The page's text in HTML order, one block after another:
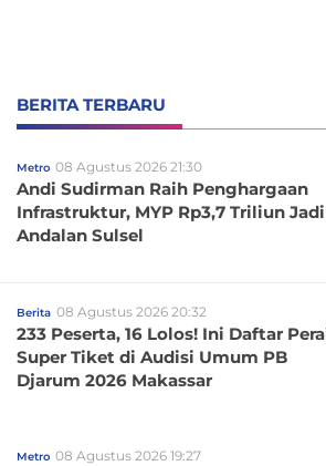
BERITA TERBARU
Metro 08 Agustus 2026 21:30
Andi Sudirman Raih Penghargaan
Infrastruktur, MYP Rp3,7 Triliun Jadi
Andalan Sulsel
Berita 08 Agustus 2026 20:32
233 Peserta, 16 Lolos! Ini Daftar
Super Tiket di Audisi Umum PB
Djarum 2026 Makassar
Metro 08 Agustus 2026 19:27